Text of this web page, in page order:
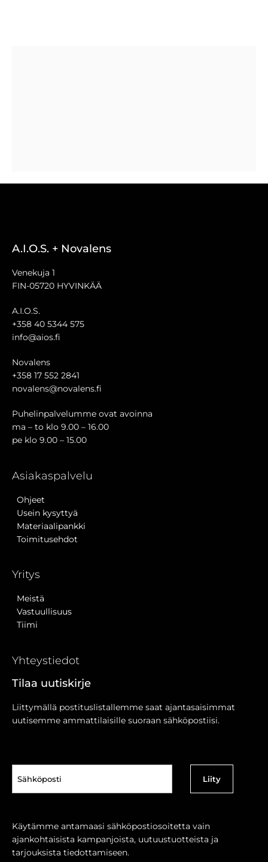
A.I.O.S. + Novalens
Venekuja 1
FIN-05720 HYVINKÄÄ
A.I.O.S.
+358 40 5344 575
info@aios.fi
Novalens
+358 17 552 2841
novalens@novalens.fi
Puhelinpalvelumme ovat avoinna
ma – to klo 9.00 – 16.00
pe klo 9.00 – 15.00
Asiakaspalvelu
Ohjeet
Usein kysyttyä
Materiaalipankki
Toimitusehdot
Yritys
Meistä
Vastuullisuus
Tiimi
Yhteystiedot
Tilaa uutiskirje
Liittymällä postituslistallemme saat ajantasaisimmat
uutisemme ammattilaisille suoraan sähköpostiisi.
(Pakollinen)
Käytämme antamaasi sähköpostiosoitetta vain
ajankohtaisista kampanjoista, uutuustuotteista ja
tarjouksista tiedottamiseen.